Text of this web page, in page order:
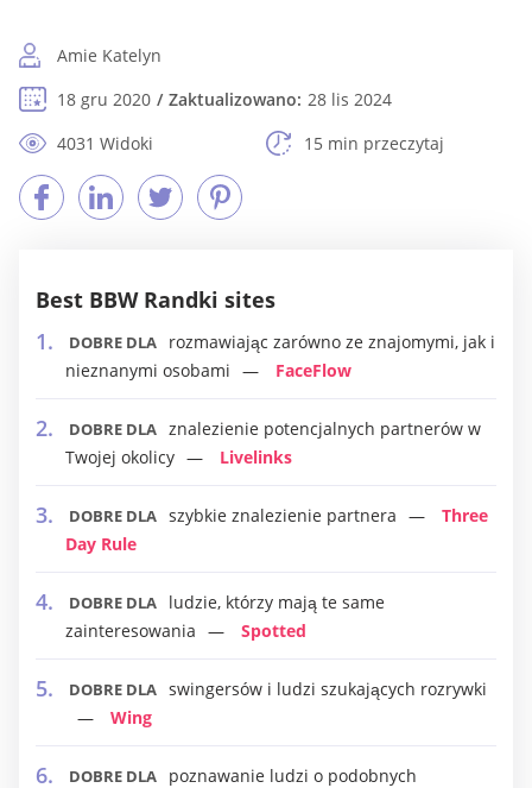
Amie Katelyn
18 gru 2020
Zaktualizowano: 28 lis 2024
4031 Widoki
15 min przeczytaj
Best BBW Randki sites
DOBRE DLA
rozmawiając zarówno ze znajomymi, jak i
nieznanymi osobami
FaceFlow
DOBRE DLA znalezienie potencjalnych partnerów w
Twojej okolicy
Livelinks
DOBRE DLA szybkie znalezienie partnera
Three
Day Rule
DOBRE DLA
ludzie, którzy mają te same
zainteresowania
Spotted
DOBRE DLA swingersów i ludzi szukających rozrywki
Wing
DOBRE DLA
poznawanie ludzi o podobnych